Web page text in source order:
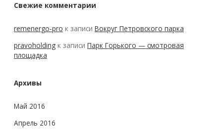
Свежие комментарии
remenergo-pro к записи Вокруг Петровского парка
pravoholding к записи Парк Горького — смотровая
площадка
Архивы
Май 2016
Апрель 2016